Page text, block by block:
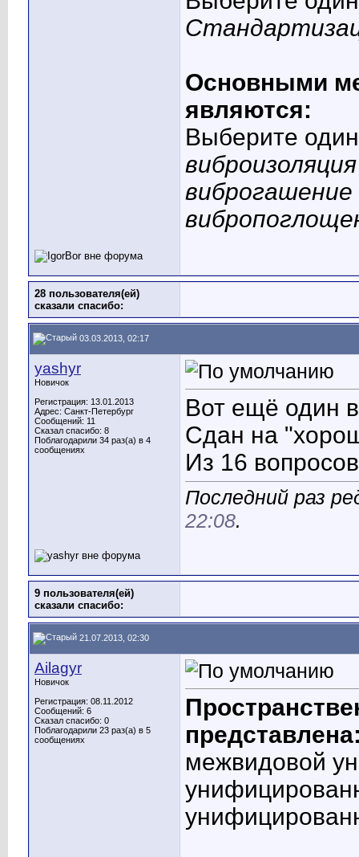
Основными
являются:
Выберите
виброизоляция
виброгашение
28 пользователя(ей)
сказали cпасибо:
03.03.2013, 02:17
yashyr
Новичок
Регистрация: 13.01.2013
Адрес: Санкт-Петербург
Сообщений: 11
Сказал спасибо: 8
Поблагодарили 34 раз(а) в 4
сообщениях
Вот ещё один
Сдан на
Из 16
Последний раз
22:08.
9 пользователя(ей)
сказали cпасибо:
21.07.2013, 02:30
Ailagyr
Новичок
Регистрация: 08.11.2012
Сообщений: 6
Сказал спасибо: 0
Поблагодарили 23 раз(а) в 5
сообщениях
межвидовой